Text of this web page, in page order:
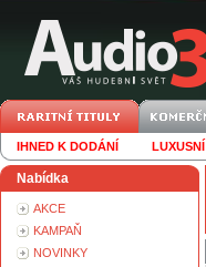
IHNED K DODÁNÍ
Nabídka
AKCE
KAMPAŇ
NOVINKY